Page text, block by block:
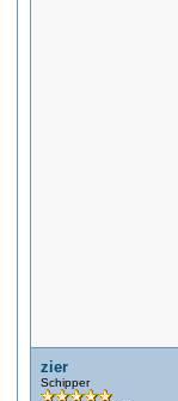
zier
Schipper